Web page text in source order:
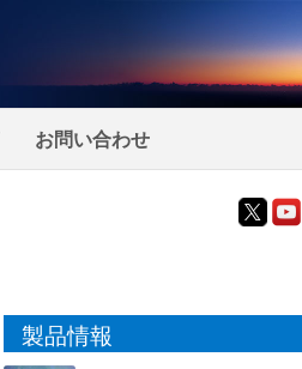
お問い合わせ
製品情報